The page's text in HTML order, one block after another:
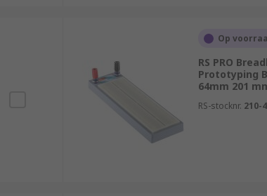
Op
RS PRO
Prototyping
64mm 201
RS-stocknr. 210-